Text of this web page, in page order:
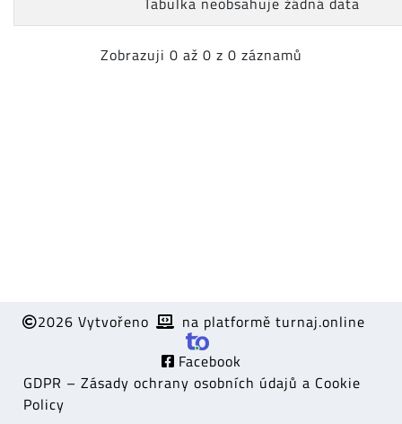
Zobrazuji 0 až 0 z 0 záznamů
2026 Vytvořeno
na platformě turnaj.online
Facebook
GDPR – Zásady ochrany osobních údajů a Cookie
Policy